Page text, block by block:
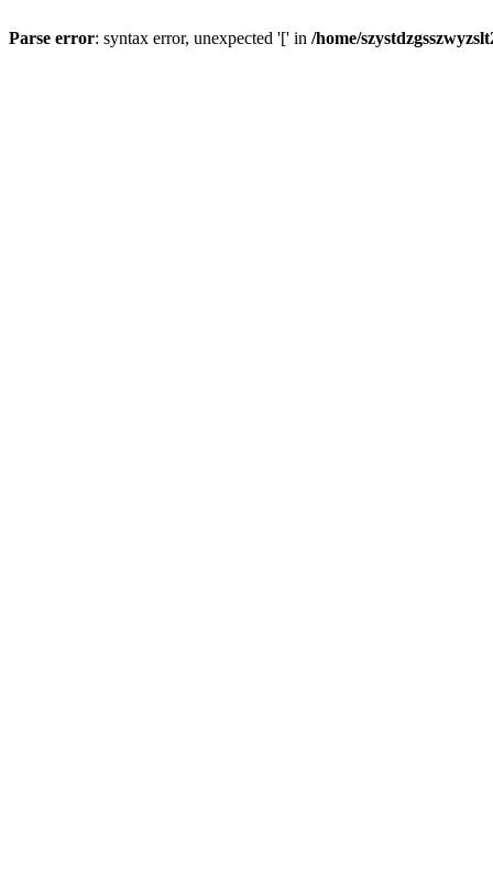
Parse error: syntax error, unexpected '[' in /home/